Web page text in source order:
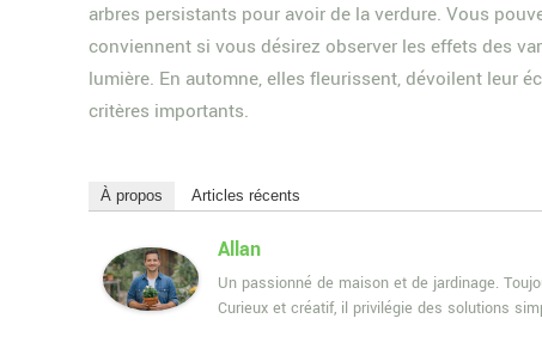
arbres persistants pour avoir de la verdure. Vous
conviennent si vous désirez observer les effets des
lumière. En automne, elles fleurissent, dévoilent leur
critères importants.
À propos Articles récents
Allan
Un passionné de maison et de jardinage.
Curieux et créatif, il privilégie des solutions